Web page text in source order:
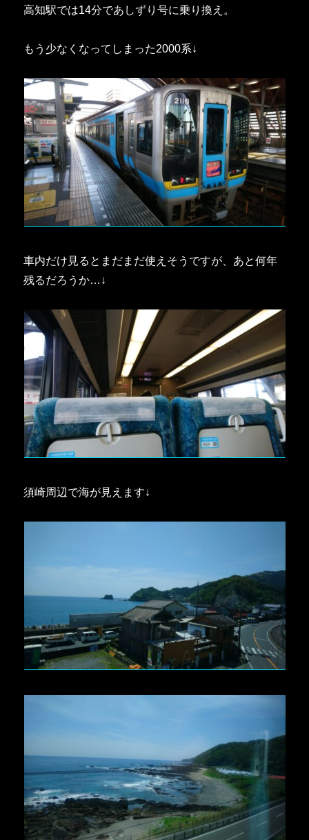
高知駅では14分であしずり号に乗り換え。
もう少なくなってしまった2000系↓
車内だけ見るとまだまだ使えそうですが、あと何年
残るだろうか…↓
須崎周辺で海が見えます↓